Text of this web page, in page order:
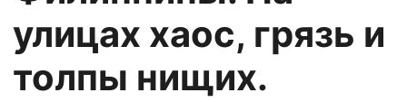
улицах хаос, грязь и
толпы нищих.